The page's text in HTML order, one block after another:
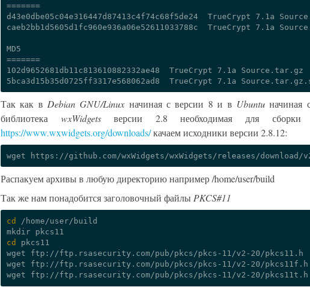
=======
d43e0dbe05c04e316447d87413c4f74c68f5de24  TrueCrypt 7.1a
caeb2bb1d5605d1fc960e936a06e52611033788c  TrueCrypt 7.1a
MD5
=======
102d9652681db11c813610882332ae48  TrueCrypt 7.1a Source.tar.gz
Так как в Debian GNU/Linux начиная с версии 8 и в Ubuntuначиная
библиотека wxWidgetsверсии 2.8 необходимая для сборки
https://www.wxwidgets.org/downloads/качаем исходники версии 2.8.12:
wget
Распакуем архивы в любую директорию например /home/user/build
Так же нам понадобится заголовочный файлыPKCS#11
cd
/home/user/build
mkdir
cd
pkcs11
wget
ftp://ftp.rsasecurity.com/pub/pkcs/pkcs-11/v2-20/pkcs11.h
wget
ftp://ftp.rsasecurity.com/pub/pkcs/pkcs-11/v2-20/pkcs11f.h
wget